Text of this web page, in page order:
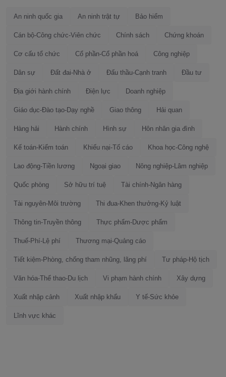
An ninh quốc gia An ninh trật tự Bảo hiểm
Cán bộ-Công chức-Viên chức Chính sách Chứng khoán
Cơ cấu tổ chức Cổ phần-Cổ phần hoá Công nghiệp
Dân sự Đất đai-Nhà ở Đấu thầu-Cạnh tranh Đầu tư
Địa giới hành chính Điện lực Doanh nghiệp
Giáo dục-Đào tạo-Dạy nghề Giao thông Hải quan
Hàng hải Hành chính Hình sự Hôn nhân gia đình
Kế toán-Kiểm toán Khiếu nại-Tố cáo Khoa học-Công nghệ
Lao động-Tiền lương Ngoại giao Nông nghiệp-Lâm nghiệp
Quốc phòng Sở hữu trí tuệ Tài chính-Ngân hàng
Tài nguyên-Môi trường Thi đua-Khen thưởng-Kỷ luật
Thông tin-Truyền thông Thực phẩm-Dược phẩm
Thuế-Phí-Lệ phí Thương mại-Quảng cáo
Tiết kiệm-Phòng, chống tham nhũng, lãng phí Tư pháp-Hộ tịch
Văn hóa-Thể thao-Du lịch Vi phạm hành chính Xây dựng
Xuất nhập cảnh Xuất nhập khẩu Y tế-Sức khỏe
Lĩnh vực khác